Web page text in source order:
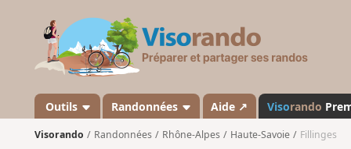
s
a
n
d
Outils Randonnées Aide ↗ Visorando
Visorando Randonnées Rhône-Alpes Haute-Savoie Fillinges